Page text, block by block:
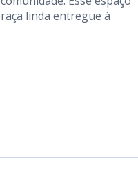
linda entregue à